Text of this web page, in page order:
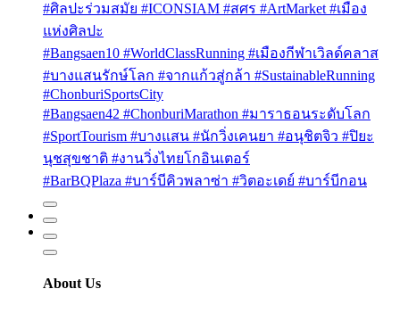
#ศิลปะร่วมสมัย #ICONSIAM #สศร #ArtMarket #เมือง
แห่งศิลปะ
#Bangsaen10 #WorldClassRunning #เมืองกีฬาเวิลด์คลาส
#บางแสนรักษ์โลก #จากแก้วสู่กล้า #SustainableRunning
#ChonburiSportsCity
#Bangsaen42 #ChonburiMarathon #มาราธอนระดับโลก
#SportTourism #บางแสน #นักวิ่งเคนยา #อนุชิตจิว #ปิยะ
นุชสุขชาติ #งานวิ่งไทยโกอินเตอร์
#BarBQPlaza #บาร์บีคิวพลาซ่า #วิตอะเดย์ #บาร์บีกอน
About Us